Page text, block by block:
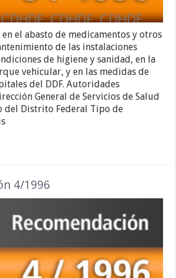
en el abasto de medicamentos y otros
de las instalaciones
de higiene y sanidad, en la
vehicular, y en las medidas de
del DDF. Autoridades
General de Servicios de Salud
del Distrito Federal Tipo de
4/1996